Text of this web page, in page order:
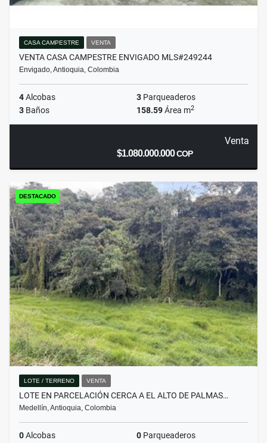
CASA CAMPESTRE VENTA
VENTA CASA CAMPESTRE ENVIGADO MLS#249244
Envigado, Antioquia, Colombia
4Alcobas 3 Parqueaderos
3 Baños 158.59Área m2
Venta
$1.080.000.000COP
DESTACADO
LOTE / TERRENO VENTA
LOTE EN PARCELACIÓN CERCA A EL ALTO DE PALMAS…
Medellín, Antioquia, Colombia
0Alcobas 0 Parqueaderos